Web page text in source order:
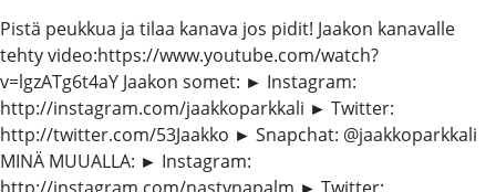
Pistä peukkua ja tilaa kanava jos pidit! Jaakon kanavalle
tehty video:https://www.youtube.com/watch?
v=lgzATg6t4aY Jaakon somet: ► Instagram:
http://instagram.com/jaakkoparkkali ► Twitter:
http://twitter.com/53Jaakko ► Snapchat: @jaakkoparkkali
MINÄ MUUALLA: ► Instagram: